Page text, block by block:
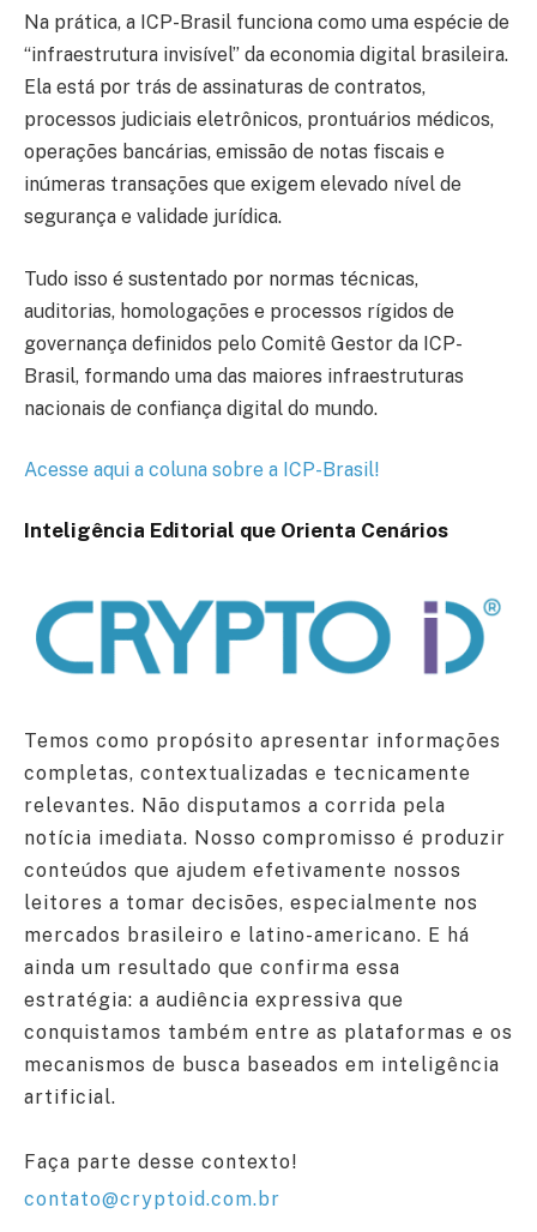
Na prática, a ICP-Brasil funciona como uma espécie de
“infraestrutura invisível” da economia digital brasileira.
Ela está por trás de assinaturas de contratos,
processos judiciais eletrônicos, prontuários médicos,
operações bancárias, emissão de notas fiscais e
inúmeras transações que exigem elevado nível de
segurança e validade jurídica.
Tudo isso é sustentado por normas técnicas,
auditorias, homologações e processos rígidos de
governança definidos pelo Comitê Gestor da ICP-
Brasil, formando uma das maiores infraestruturas
nacionais de confiança digital do mundo.
Acesse aqui a coluna sobre a ICP-Brasil!
Inteligência Editorial que Orienta Cenários
Temos como propósito apresentar informações
completas, contextualizadas e tecnicamente
relevantes. Não disputamos a corrida pela
notícia imediata. Nosso compromisso é produzir
conteúdos que ajudem efetivamente nossos
leitores a tomar decisões, especialmente nos
mercados brasileiro e latino-americano. E há
ainda um resultado que confirma essa
estratégia: a audiência expressiva que
conquistamos também entre as plataformas e os
mecanismos de busca baseados em inteligência
artificial.
Faça parte desse contexto!
contato@cryptoid.com.br